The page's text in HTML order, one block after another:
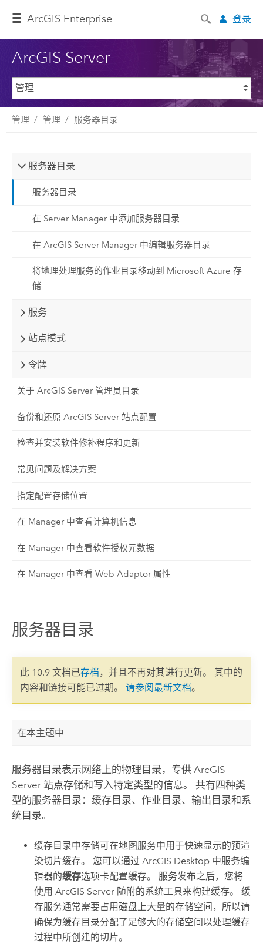
ArcGIS Enterprise 登录
ArcGIS Server
管理 管理 服务器目录
服务器目录
服务器目录
在 Server Manager 中添加服务器目录
在 ArcGIS Server Manager 中编辑服务器目录
将地理处理服务的作业目录移动到 Microsoft Azure 存
储
服务
站点模式
令牌
关于 ArcGIS Server 管理员目录
备份和还原 ArcGIS Server 站点配置
检查并安装软件修补程序和更新
常见问题及解决方案
指定配置存储位置
在 Manager 中查看计算机信息
在 Manager 中查看软件授权元数据
在 Manager 中查看 Web Adaptor 属性
服务器目录
此 10.9 文档已存档，并且不再对其进行更新。 其中的
内容和链接可能已过期。 请参阅最新文档。
在本主题中
服务器目录表示网络上的物理目录，专供 ArcGIS
Server站点存储和写入特定类型的信息。 共有四种类
型的服务器目录：缓存目录、作业目录、输出目录和系
统目录。
缓存目录中存储可在地图服务中用于快速显示的预渲
染切片缓存。 您可以通过ArcGIS Desktop 中服务编
辑器的缓存选项卡配置缓存。 服务发布之后，您将
使用ArcGIS Server 随附的系统工具来构建缓存。 缓
存服务通常需要占用磁盘上大量的存储空间，所以请
确保为缓存目录分配了足够大的存储空间以处理缓存
过程中所创建的切片。